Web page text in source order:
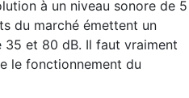
à un niveau sonore de 5
du marché émettent un
35 et 80 dB. Il faut vraiment
le fonctionnement du